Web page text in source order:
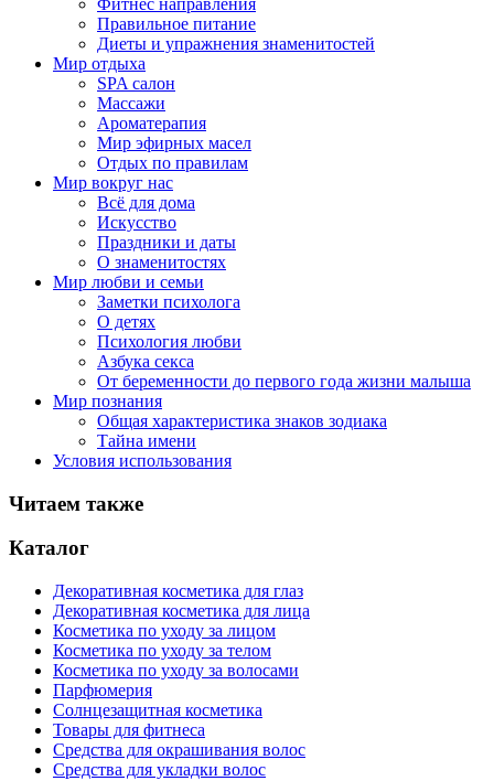
Правильное питание
Диеты и упражнения знаменитостей
Мир отдыха
SPA салон
Массажи
Ароматерапия
Мир эфирных масел
Отдых по правилам
Мир вокруг нас
Всё для дома
Искусство
Праздники и даты
О знаменитостях
Мир любви и семьи
Заметки психолога
О детях
Психология любви
Азбука секса
От беременности до первого года жизни малыша
Мир познания
Общая характеристика знаков зодиака
Тайна имени
Условия использования
Читаем также
Каталог
Декоративная косметика для глаз
Декоративная косметика для лица
Косметика по уходу за лицом
Косметика по уходу за телом
Косметика по уходу за волосами
Парфюмерия
Солнцезащитная косметика
Товары для фитнеса
Средства для окрашивания волос
Средства для укладки волос